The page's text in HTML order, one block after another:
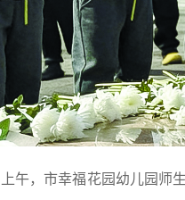
，市幸福花园幼儿园师生